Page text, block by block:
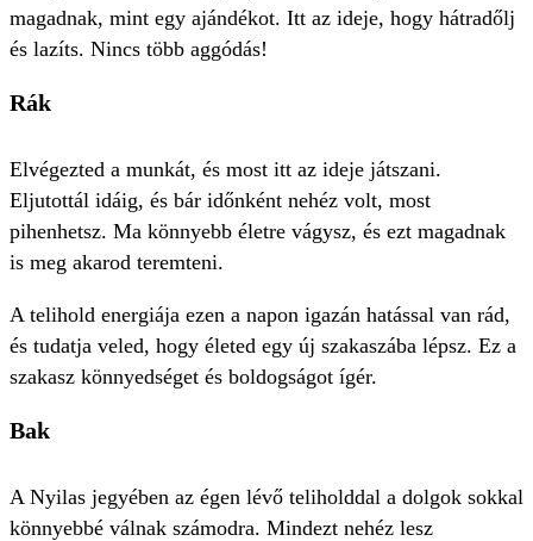
magadnak, mint egy ajándékot. Itt az ideje, hogy hátradőlj
és lazíts. Nincs több aggódás!
Rák
Elvégezted a munkát, és most itt az ideje játszani.
Eljutottál idáig, és bár időnként nehéz volt, most
pihenhetsz. Ma könnyebb életre vágysz, és ezt magadnak
is meg akarod teremteni.
A telihold energiája ezen a napon igazán hatással van rád,
és tudatja veled, hogy életed egy új szakaszába lépsz. Ez a
szakasz könnyedséget és boldogságot ígér.
Bak
A Nyilas jegyében az égen lévő teliholddal a dolgok sokkal
könnyebbé válnak számodra. Mindezt nehéz lesz